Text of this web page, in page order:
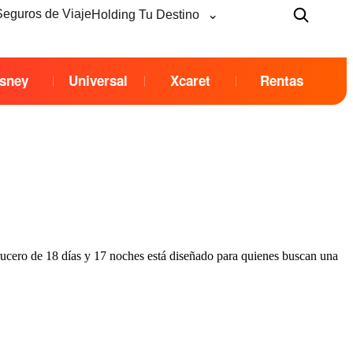
de ViajeHolding Tu Destino ⌄
Universal Xcaret Rentas
de 18 días y 17 noches está diseñado para quienes buscan una